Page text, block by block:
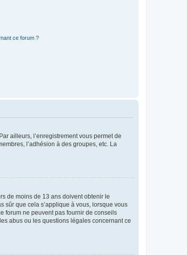
ce forum ?
ailleurs, l’enregistrement vous permet de
l’adhésion à des groupes, etc. La
de moins de 13 ans doivent obtenir le
sûr que cela s’applique à vous, lorsque vous
forum ne peuvent pas fournir de conseils
abus ou les questions légales concernant ce